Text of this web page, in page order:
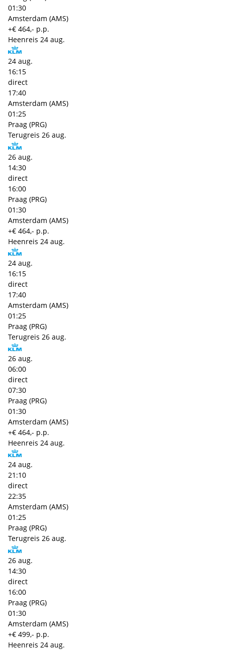
01:30
Amsterdam (AMS)
+€ 464,- p.p.
Heenreis 24 aug.
24 aug.
16:15
direct
17:40
Amsterdam (AMS)
01:25
Praag (PRG)
Terugreis 26 aug.
26 aug.
14:30
direct
16:00
Praag (PRG)
01:30
Amsterdam (AMS)
+€ 464,- p.p.
Heenreis 24 aug.
24 aug.
16:15
direct
17:40
Amsterdam (AMS)
01:25
Praag (PRG)
Terugreis 26 aug.
26 aug.
06:00
direct
07:30
Praag (PRG)
01:30
Amsterdam (AMS)
+€ 464,- p.p.
Heenreis 24 aug.
24 aug.
21:10
direct
22:35
Amsterdam (AMS)
01:25
Praag (PRG)
Terugreis 26 aug.
26 aug.
14:30
direct
16:00
Praag (PRG)
01:30
Amsterdam (AMS)
+€ 499,- p.p.
Heenreis 24 aug.